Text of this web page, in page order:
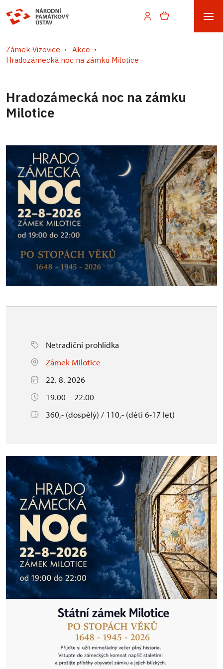
Zámek Vizovice
Akce
Hradozámecká noc na zámku Milotice
Hradozámecká noc na zámku
Milotice
Netradiční prohlídka
Zámek Milotice
22. 8. 2026
19.00 – 22.00
360,- (dospělý) / 110,- (děti 6-17 let)